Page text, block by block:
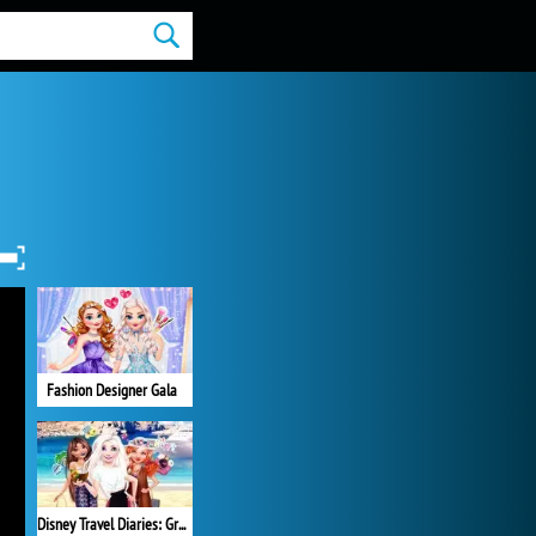
Fashion Designer Gala
Disney Travel Diaries: Greece